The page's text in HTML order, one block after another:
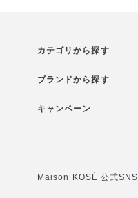
カテゴリから探す
ブランドから探す
キャンペーン
Maison KOSÉ 公式SNS